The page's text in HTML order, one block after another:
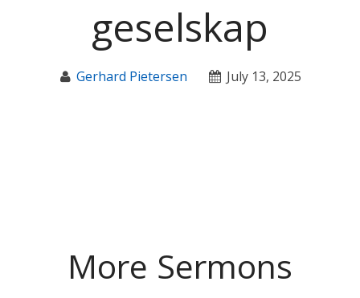
geselskap
Gerhard Pietersen July 13, 2025
More Sermons